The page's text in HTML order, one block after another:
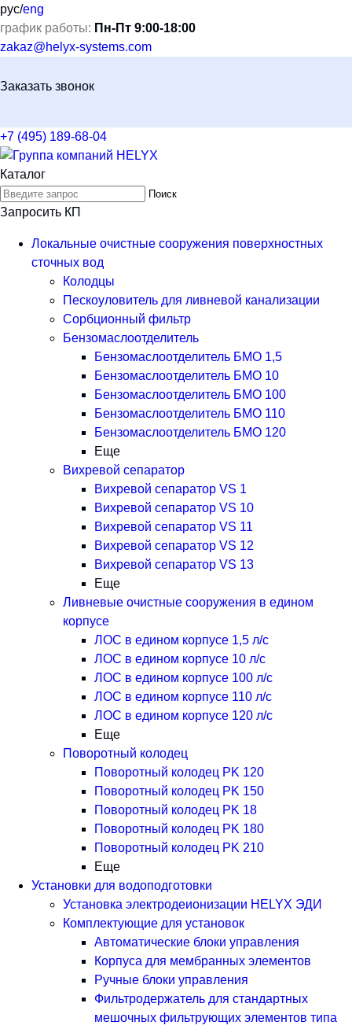
рус/eng
график работы: Пн-Пт 9:00-18:00
zakaz@helyx-systems.com
Заказать звонок
+7 (495) 189-68-04
Каталог
Поиск
Запросить КП
Локальные очистные сооружения поверхностных
сточных вод
Колодцы
Пескоуловитель для ливневой канализации
Сорбционный фильтр
Бензомаслоотделитель
Бензомаслоотделитель БМО 1,5
Бензомаслоотделитель БМО 10
Бензомаслоотделитель БМО 100
Бензомаслоотделитель БМО 110
Бензомаслоотделитель БМО 120
Еще
Вихревой сепаратор
Вихревой сепаратор VS 1
Вихревой сепаратор VS 10
Вихревой сепаратор VS 11
Вихревой сепаратор VS 12
Вихревой сепаратор VS 13
Еще
Ливневые очистные сооружения в едином
корпусе
ЛОС в едином корпусе 1,5 л/с
ЛОС в едином корпусе 10 л/с
ЛОС в едином корпусе 100 л/с
ЛОС в едином корпусе 110 л/с
ЛОС в едином корпусе 120 л/с
Еще
Поворотный колодец
Поворотный колодец PK 120
Поворотный колодец PK 150
Поворотный колодец PK 18
Поворотный колодец PK 180
Поворотный колодец PK 210
Еще
Установки для водоподготовки
Установка электродеионизации HELYX ЭДИ
Комплектующие для установок
Автоматические блоки управления
Корпуса для мембранных элементов
Ручные блоки управления
Фильтродержатель для стандартных
мешочных фильтрующих элементов типа